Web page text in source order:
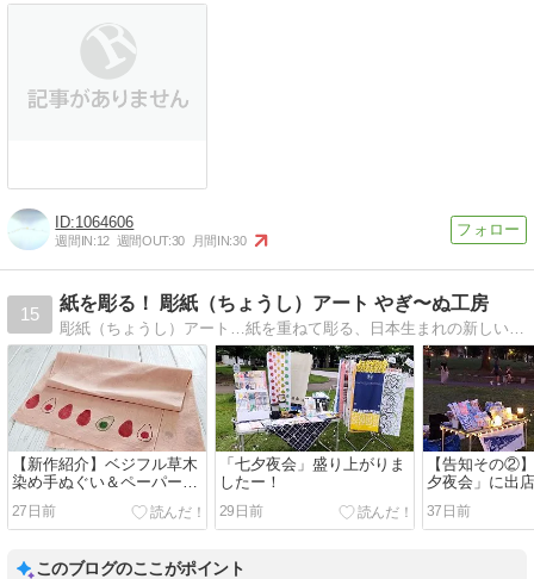
1064606
週間IN:12 週間OUT:30 月間IN:30
15
紙を彫る！ 彫紙（ちょうし）アート やぎ〜ぬ工房
彫紙（ちょうし）アート…紙を重ねて彫る、日本生まれの新しいペーパーアート。おいしそうな作品、クスッと笑える作品をコンセプトに制作しています。
【新作紹介】ベジフル草木
染め手ぬぐい＆ペーパービ
ーズのカラフルスカーフ留
め
27日前
「七夕夜会」盛り上がりま
したー！
29日前
【告知その②
夕夜会」に出
37日前
このブログのここがポイント